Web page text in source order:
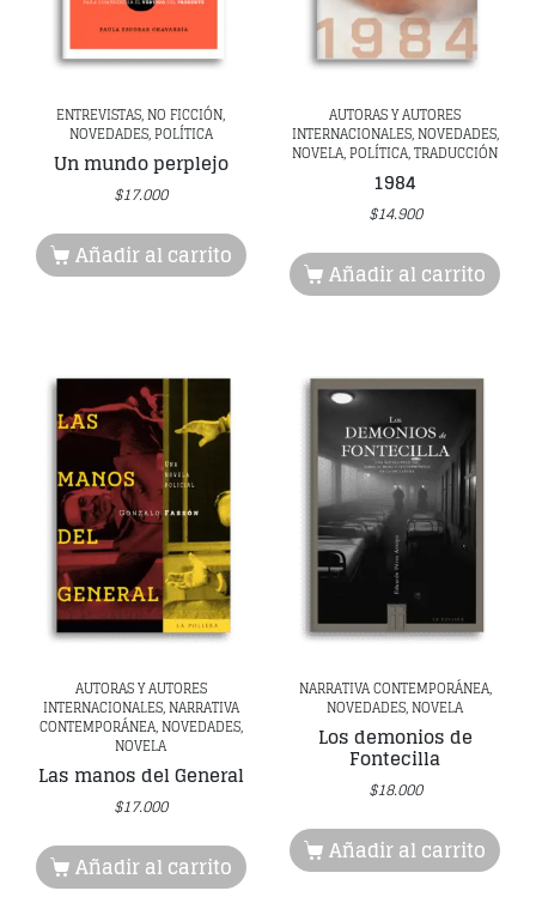
ENTREVISTAS, NO FICCIÓN,
NOVEDADES, POLÍTICA
Un mundo perplejo
$17.000
Añadir al carrito
AUTORAS Y AUTORES
INTERNACIONALES, NOVEDADES,
NOVELA, POLÍTICA, TRADUCCIÓN
1984
$14.900
Añadir al carrito
AUTORAS Y AUTORES
INTERNACIONALES, NARRATIVA
CONTEMPORÁNEA, NOVEDADES,
NOVELA
Las manos del General
$17.000
Añadir al carrito
NARRATIVA CONTEMPORÁNEA,
NOVEDADES, NOVELA
Los demonios de
Fontecilla
$18.000
Añadir al carrito